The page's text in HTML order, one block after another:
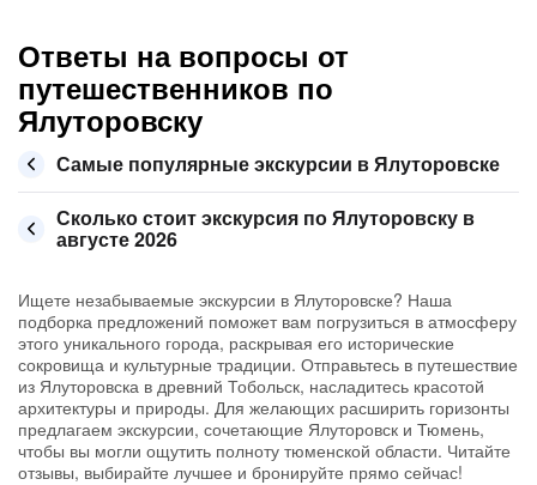
Ответы на вопросы от
путешественников по
Ялуторовску
Самые популярные экскурсии в Ялуторовске
Сколько стоит экскурсия по Ялуторовску в
августе 2026
Ищете незабываемые экскурсии в Ялуторовске? Наша
подборка предложений поможет вам погрузиться в атмосферу
этого уникального города, раскрывая его исторические
сокровища и культурные традиции. Отправьтесь в путешествие
из Ялуторовска в древний Тобольск, насладитесь красотой
архитектуры и природы. Для желающих расширить горизонты
предлагаем экскурсии, сочетающие Ялуторовск и Тюмень,
чтобы вы могли ощутить полноту тюменской области. Читайте
отзывы, выбирайте лучшее и бронируйте прямо сейчас!